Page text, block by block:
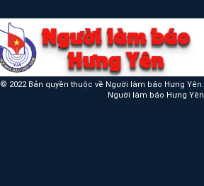
© 2022 Bản quyền thuộc về Người làm báo Hưng Yên.
Người làm báo Hưng Yên